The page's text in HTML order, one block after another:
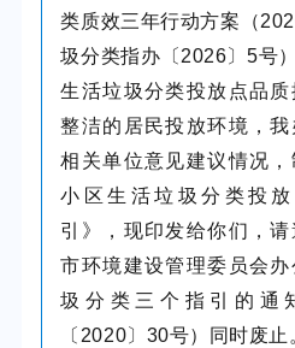
类质效三年行动方案（
圾分类指办〔2026〕5号
生活垃圾分类投放点品
整洁的居民投放环境，
相关单位意见建议情况
小区生活垃圾分类投
引》，现印发给你们，
市环境建设管理委员会
圾分类三个指引的通
〔2020〕30号）同时废止